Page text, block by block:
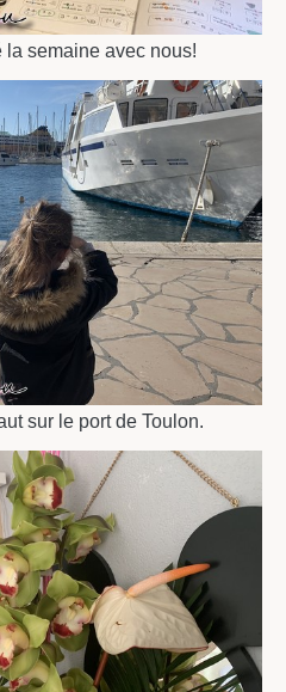
la semaine avec nous!
sur le port de Toulon.